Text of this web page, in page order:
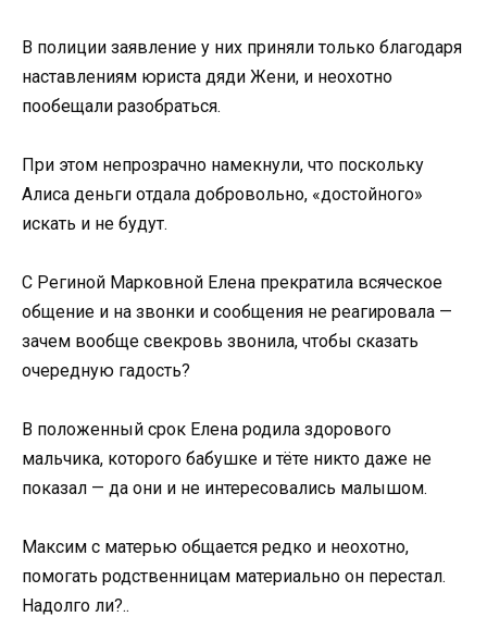
В полиции заявление у них приняли только благодаря
наставлениям юриста дяди Жени, и неохотно
пообещали разобраться.
При этом непрозрачно намекнули, что поскольку
Алиса деньги отдала добровольно, «достойного»
искать и не будут.
С Региной Марковной Елена прекратила всяческое
общение и на звонки и сообщения не реагировала —
зачем вообще свекровь звонила, чтобы сказать
очередную гадость?
В положенный срок Елена родила здорового
мальчика, которого бабушке и тёте никто даже не
показал — да они и не интересовались малышом.
Максим с матерью общается редко и неохотно,
помогать родственницам материально он перестал.
Надолго ли?..